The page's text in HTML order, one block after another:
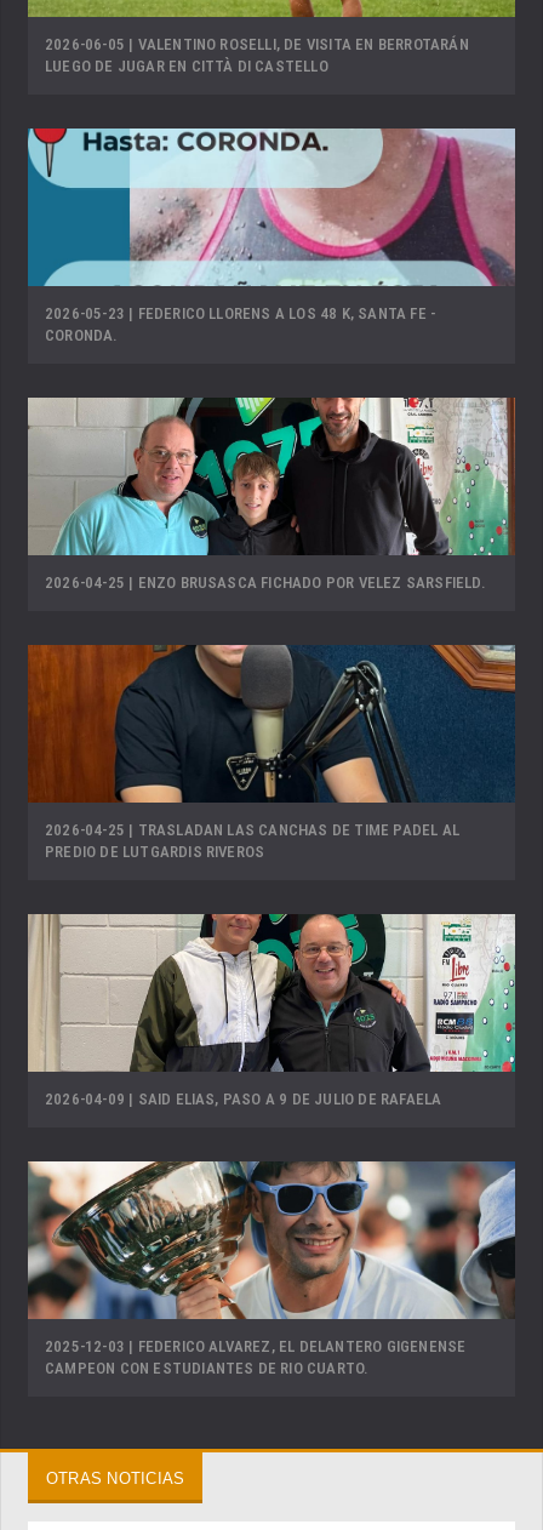
2026-06-05 | VALENTINO ROSELLI, DE VISITA EN BERROTARÁN
LUEGO DE JUGAR EN CITTÀ DI CASTELLO
2026-05-23 | FEDERICO LLORENS A LOS 48 K, SANTA FE -
CORONDA.
2026-04-25 | ENZO BRUSASCA FICHADO POR VELEZ SARSFIELD.
2026-04-25 | TRASLADAN LAS CANCHAS DE TIME PADEL AL
PREDIO DE LUTGARDIS RIVEROS
2026-04-09 | SAID ELIAS, PASO A 9 DE JULIO DE RAFAELA
2025-12-03 | FEDERICO ALVAREZ, EL DELANTERO GIGENENSE
CAMPEON CON ESTUDIANTES DE RIO CUARTO.
OTRAS NOTICIAS